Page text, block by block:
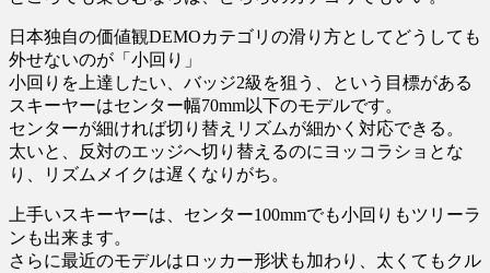
日本独自の価値観DEMOカテゴリの滑り方としてどうしても
外せないのが「小回り」
小回りを上達したい、バッジ2級を狙う、という目標がある
スキーヤーはセンター幅70mm以下のモデルです。
センターが細ければ切り替えリズムが細かく対応できる。
太いと、反対のエッジへ切り替えるのにヨッコラショとな
り、リズムメイクは遅くなりがち。
上手いスキーヤーは、センター100mmでも小回りもツリーラ
ンも出来ます。
さらに最近のモデルはロッカー形状も加わり、太くてもクル